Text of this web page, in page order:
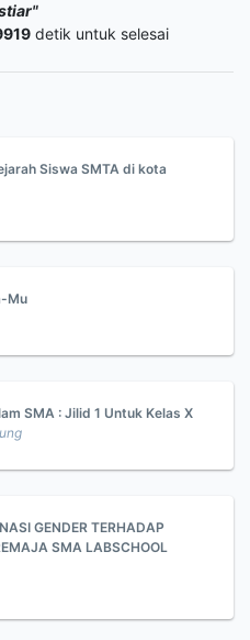
detik untuk selesai
Siswa SMTA di kota
Mu
SMA : Jilid 1 Untuk Kelas X
GENDER TERHADAP
SMA LABSCHOOL